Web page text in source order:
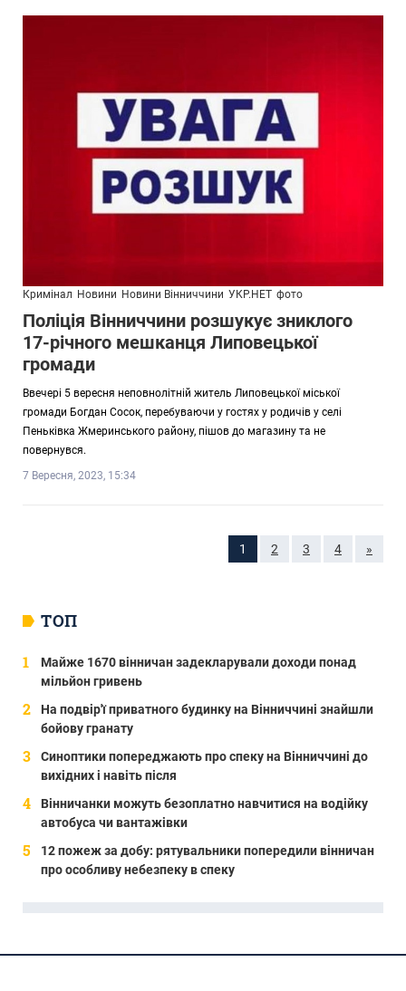
Кримінал Новини Новини Вінниччини УКР.НЕТ фото
Поліція Вінниччини розшукує зниклого
17-річного мешканця Липовецької
громади
Ввечері 5 вересня неповнолітній житель Липовецької міської
громади Богдан Сосок, перебуваючи у гостях у родичів у селі
Пеньківка Жмеринського району, пішов до магазину та не
повернувся.
7 Вересня, 2023, 15:34
1 2 3 4 »
ТОП
Майже 1670 вінничан задекларували доходи понад
мільйон гривень
На подвір'ї приватного будинку на Вінниччині знайшли
бойову гранату
Синоптики попереджають про спеку на Вінниччині до
вихідних і навіть після
Вінничанки можуть безоплатно навчитися на водійку
автобуса чи вантажівки
12 пожеж за добу: рятувальники попередили вінничан
про особливу небезпеку в спеку